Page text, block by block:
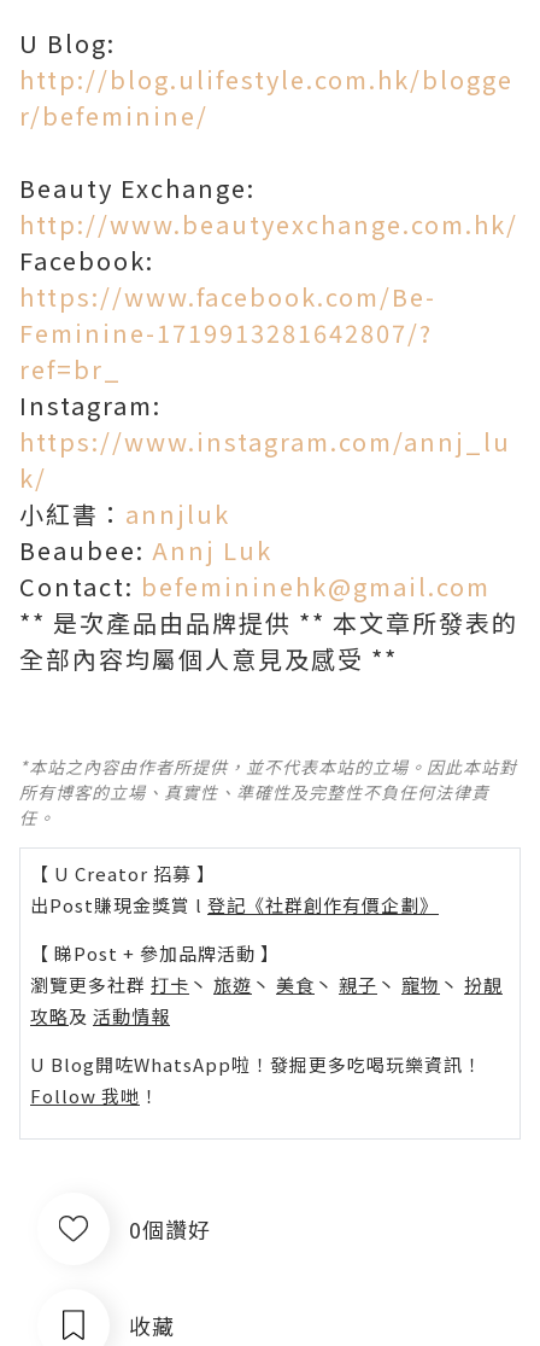
U Blog:
http://blog.ulifestyle.com.hk/blogge
r/befeminine/
Beauty Exchange:
http://www.beautyexchange.com.hk/
Facebook:
https://www.facebook.com/Be-
Feminine-1719913281642807/?
ref=br_
Instagram:
https://www.instagram.com/annj_lu
k/
小紅書： annjluk
Beaubee: Annj Luk
Contact: befemininehk@gmail.com
** 是次產品由品牌提供 ** 本文章所發表的
全部內容均屬個人意見及感受 **
*本站之內容由作者所提供，並不代表本站的立場。因此本站對
所有博客的立場、真實性、準確性及完整性不負任何法律責
任。
【 U Creator 招募 】
出Post賺現金獎賞 l 登記《社群創作有價企劃》
【 睇Post + 參加品牌活動 】
瀏覽更多社群 打卡 丶 旅遊 丶 美食 丶 親子 丶 寵物 丶 扮靚
攻略及 活動情報
U Blog開咗WhatsApp啦！發掘更多吃喝玩樂資訊！
Follow 我哋 ！
0個讚好
收藏